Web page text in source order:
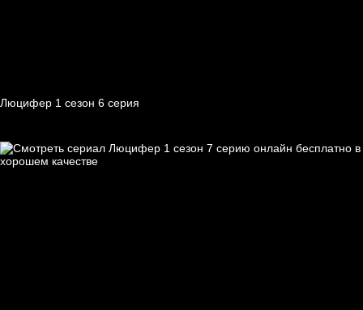
Люцифер 1 cезон 6 cерия